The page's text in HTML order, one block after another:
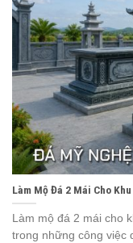
Làm Mộ Đá 2 Mái Cho
Làm mộ đá 2 mái cho
trong những công việc